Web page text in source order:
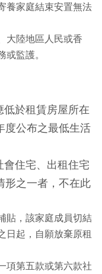
養家庭結束安置無法
大陸地區人民或香
監護。
於租賃房屋所在
度公布之最低生活
住宅、出租住宅
形之一者，不在此
貼，該家庭成員切結
日起，自願放棄原租
項第五款或第六款社